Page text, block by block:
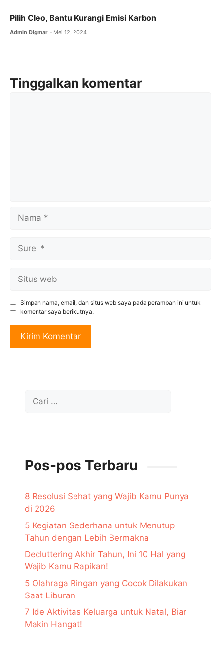
Pilih Cleo, Bantu Kurangi Emisi Karbon
Admin Digmar Mei 12, 2024
Tinggalkan komentar
Nama
Surel
Situs
web
Simpan nama, email, dan situs web saya pada peramban ini untuk
komentar saya berikutnya.
Cari
Pos-pos Terbaru
8 Resolusi Sehat yang Wajib Kamu Punya
di 2026
5 Kegiatan Sederhana untuk Menutup
Tahun dengan Lebih Bermakna
Decluttering Akhir Tahun, Ini 10 Hal yang
Wajib Kamu Rapikan!
5 Olahraga Ringan yang Cocok Dilakukan
Saat Liburan
7 Ide Aktivitas Keluarga untuk Natal, Biar
Makin Hangat!